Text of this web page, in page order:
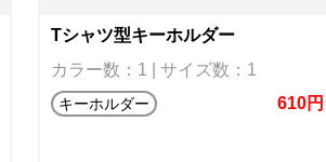
Tシャツ型キーホルダー
カラー数：1 | サイズ数：1
キーホルダー 610円